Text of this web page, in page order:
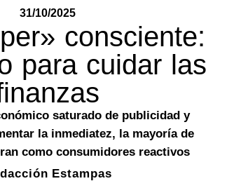
31/10/2025
consciente:
para cuidar las
saturado de publicidad y
la inmediatez, la mayoría de
como consumidores reactivos
Estampas